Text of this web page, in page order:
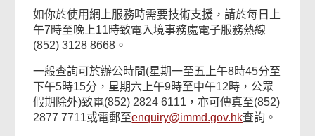
如你於使用網上服務時需要技術支援，請於每日上
午7時至晚上11時致電入境事務處電子服務熱線
(852) 3128 8668。
一般查詢可於辦公時間(星期一至五上午8時45分至
下午5時15分，星期六上午9時至中午12時，公眾
假期除外)致電(852) 2824 6111，亦可傳真至(852)
2877 7711或電郵至enquiry@immd.gov.hk查詢。